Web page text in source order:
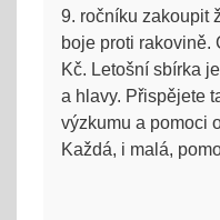
9. ročníku zakoupit
boje proti rakovině.
Kč. Letošní sbírka
a hlavy. Přispějete
výzkumu a pomoci
Každá, i malá,